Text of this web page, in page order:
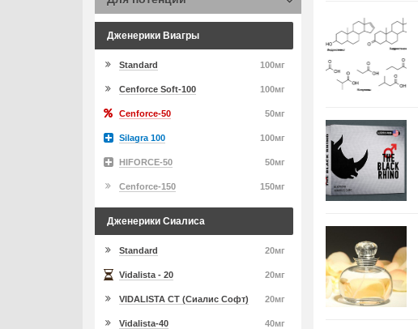
Дженерики Виагры
100мг
Standard
100мг
Cenforce Soft-100
50мг
Cenforce-50
100мг
Silagra 100
50мг
HIFORCE-50
150мг
Cenforce-150
Дженерики Сиалиса
20мг
Standard
20мг
Vidalista - 20
20мг
VIDALISTA CT (Сиалис Софт)
40мг
Vidalista-40